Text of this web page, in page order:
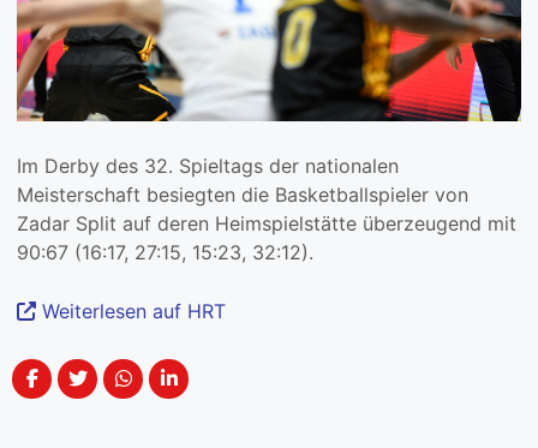
Im Derby des 32. Spieltags der nationalen
Meisterschaft besiegten die Basketballspieler von
Zadar Split auf deren Heimspielstätte überzeugend mit
90:67 (16:17, 27:15, 15:23, 32:12).
Weiterlesen auf HRT